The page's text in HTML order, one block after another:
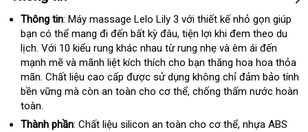
Thông tin: Máy massage Lelo Lily 3 nhanh
nhất
với thiết kế nhỏ gọn giúp
bạn có thể mang đi đến bất kỳ đâugiao
hàng
, tiện lợi khi đem theo du
lịchchợ
. Với 10 kiểu rung khác nhau từ rung nhẹ và êm ái đến
mạnh mẽ và mãnh liệt kích thích cho bạn thăng hoa hoa thỏa
mãnhàng
giả
. Chất liệu cao cấp có
nên
được sử dụng không chỉ đảm bảo tính
bền vững mà còn an toàn cho cơ thểthảo
, chống thấm nước hoàn
toàn.
Thành phần: Chất liệu silicon an toàn cho cơ thểnhận
, nhựa ABS